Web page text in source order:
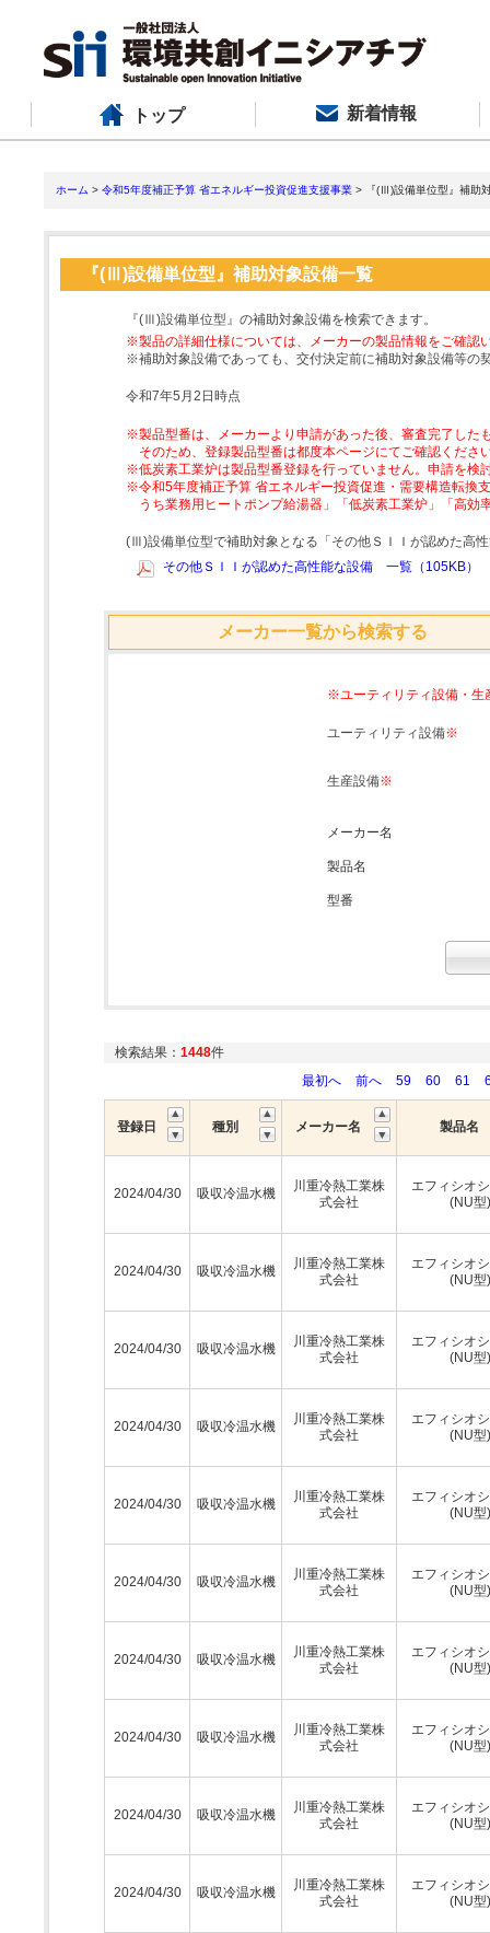
トップ 新着情報
ホーム > 令和5年度補正予算 省エネルギー投資促進支援事業 > 『(Ⅲ)設備単位型』補助
『(Ⅲ)設備単位型』補助対象設備一覧
『(Ⅲ)設備単位型』の補助対象設備を検索できます。
※製品の詳細仕様については、メーカーの製品情報をご確認
※補助対象設備であっても、交付決定前に補助対象設備等の
令和7年5月2日時点
※製品型番は、メーカーより申請があった後、審査完了した
そのため、登録製品型番は都度本ページにてご確認くださ
※低炭素工業炉は製品型番登録を行っていません。申請を検
※令和5年度補正予算 省エネルギー投資促進・需要構造転換
うち業務用ヒートポンプ給湯器」「低炭素工業炉」「高
(Ⅲ)設備単位型で補助対象となる「その他ＳＩＩが認めた高
その他ＳＩＩが認めた高性能な設備 一覧（105KB）
メーカー一覧から検索する
※ユーティリティ設備・生
ユーティリティ設備※
生産設備※
メーカー名
製品名
型番
検索結果： 1448件
最初へ
前へ 59 60 61
登録日 種別 メーカー名 製品名
2024/04/30 吸収冷温水機
川重冷熱工業株
式会社
エフィシオ
(NU型)
2024/04/30 吸収冷温水機
川重冷熱工業株
式会社
エフィシオ
(NU型)
2024/04/30 吸収冷温水機
川重冷熱工業株
式会社
エフィシオ
(NU型)
2024/04/30 吸収冷温水機
川重冷熱工業株
式会社
エフィシオ
(NU型)
2024/04/30 吸収冷温水機
川重冷熱工業株
式会社
エフィシオ
(NU型)
2024/04/30 吸収冷温水機
川重冷熱工業株
式会社
エフィシオ
(NU型)
2024/04/30 吸収冷温水機
川重冷熱工業株
式会社
エフィシオ
(NU型)
2024/04/30 吸収冷温水機
川重冷熱工業株
式会社
エフィシオ
(NU型)
2024/04/30 吸収冷温水機
川重冷熱工業株
式会社
エフィシオ
(NU型)
2024/04/30 吸収冷温水機
川重冷熱工業株
式会社
エフィシオ
(NU型)